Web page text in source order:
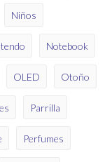
Niños
Notebook
OLED Otoño
Parrilla
Perfumes